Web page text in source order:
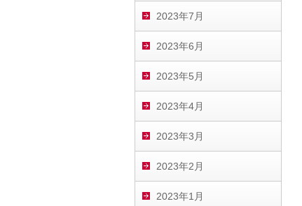
2023年7月
2023年6月
2023年5月
2023年4月
2023年3月
2023年2月
2023年1月